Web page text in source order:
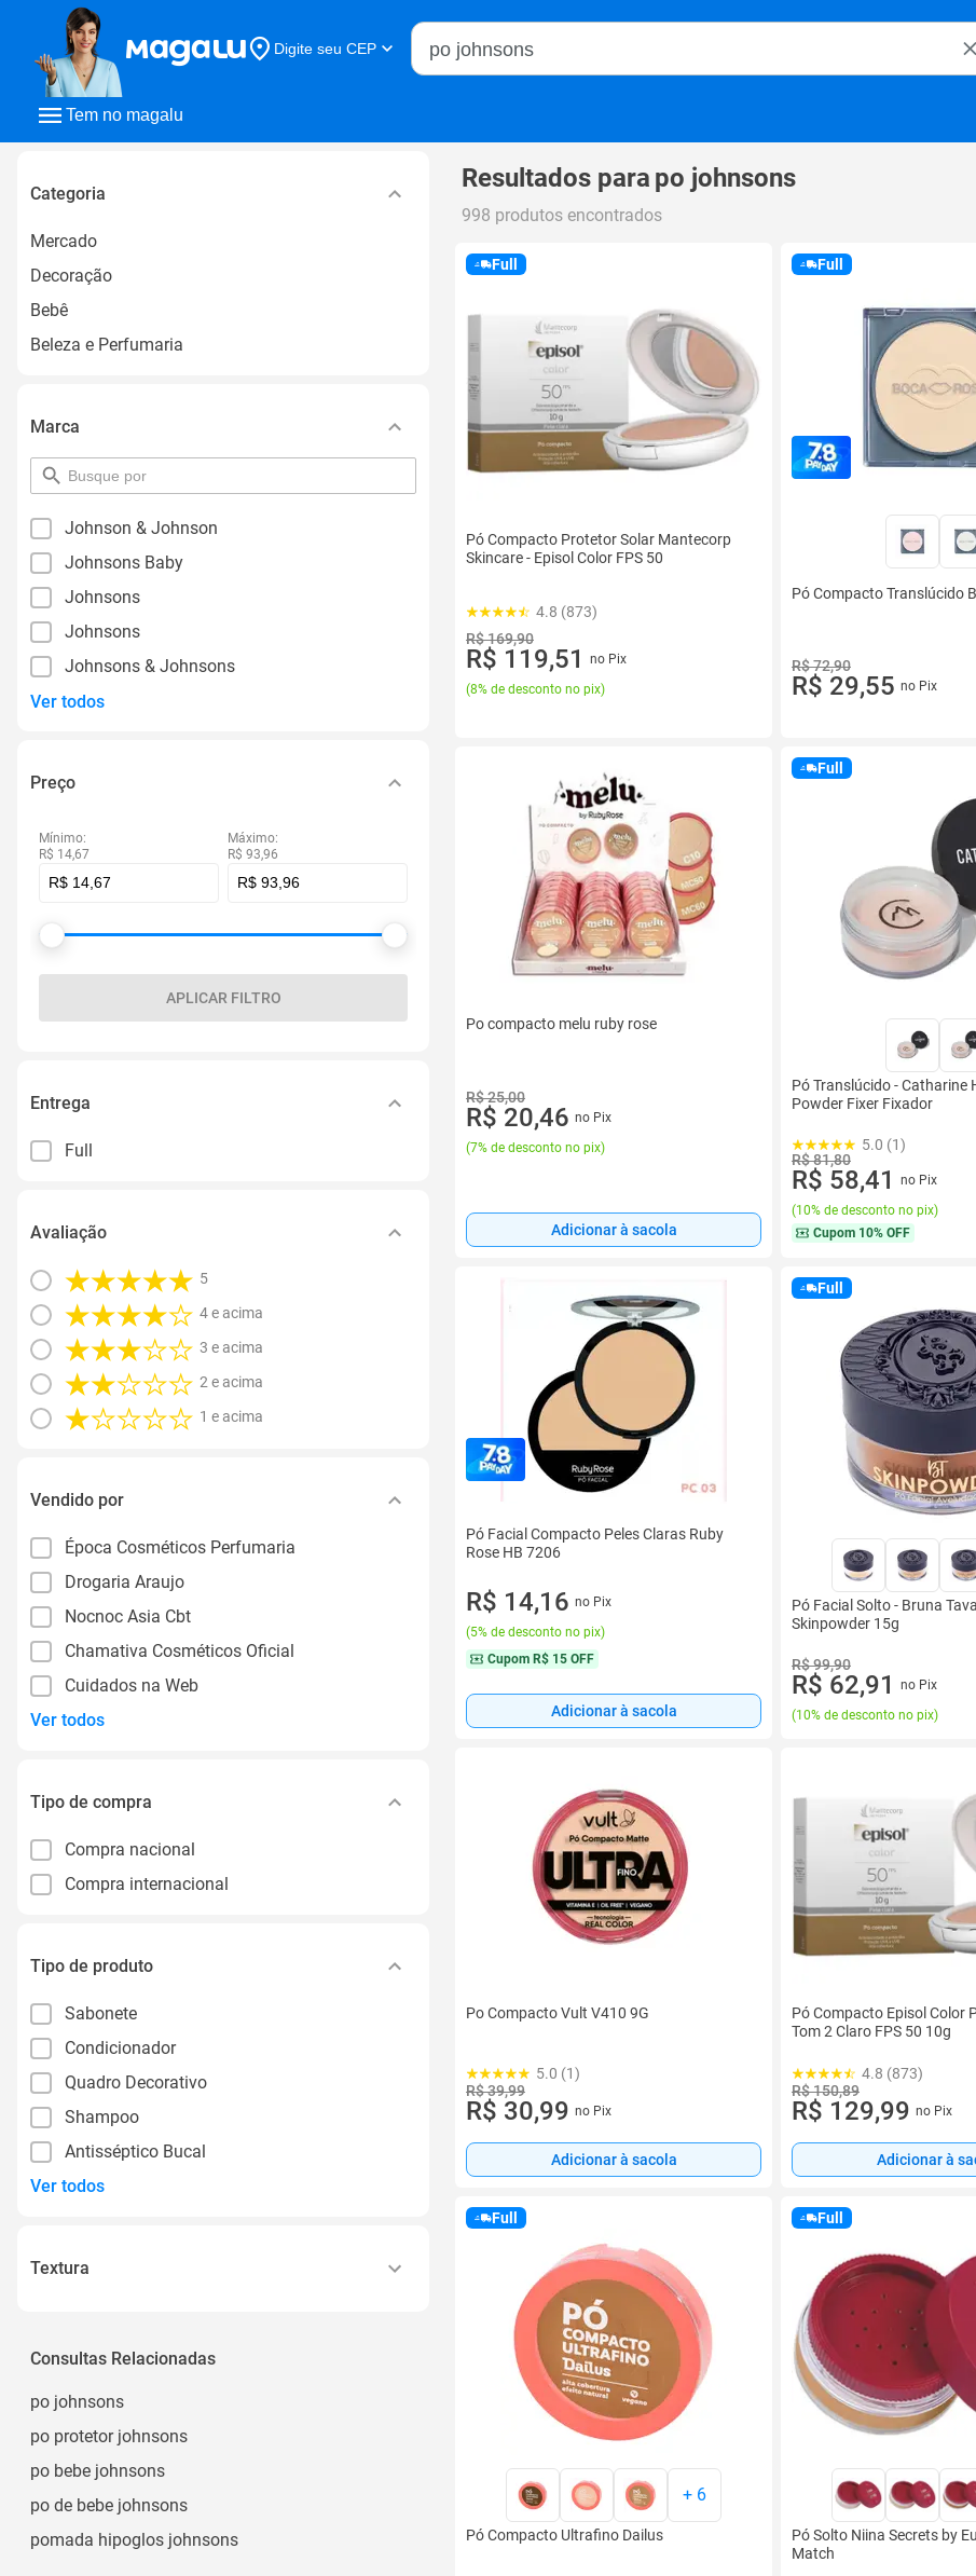
Tem no magalu
Digite seu CEP
Buscar no Magalu
Categoria
Mercado
Decoração
Bebê
Beleza e Perfumaria
Marca
pesquisar
por
Johnson & Johnson
Johnsons Baby
Johnsons
Johnsons
Johnsons & Johnsons
Ver todos
Preço
Mínimo:
R$ 14,67
Máximo:
R$ 93,96
APLICAR FILTRO
Entrega
Full
Avaliação
5
4 e acima
3 e acima
2 e acima
1 e acima
Vendido por
Época Cosméticos Perfumaria
Drogaria Araujo
Nocnoc Asia Cbt
Chamativa Cosméticos Oficial
Cuidados na Web
Ver todos
Tipo de compra
Compra nacional
Compra internacional
Tipo de produto
Sabonete
Condicionador
Quadro Decorativo
Shampoo
Antisséptico Bucal
Ver todos
Textura
Espuma Cremosa
Consultas Relacionadas
po johnsons
po protetor johnsons
po bebe johnsons
po de bebe johnsons
pomada hipoglos johnsons
Resultados para po johnsons
998 produtos encontrados
Full
Pó Compacto Protetor Solar Mantecorp
Skincare - Episol Color FPS 50
4.8 (873)
R$ 169,90
R$ 119,51
no Pix
(8% de desconto no pix)
Full
Pó Compacto Translúcido
R$ 72,90
R$ 29,55 no Pix
Po compacto melu ruby rose
R$ 25,00
R$ 20,46 no Pix
(7% de desconto no pix)
Adicionar à sacola
Full
Pó Translúcido - Catharine
Powder Fixer Fixador
5.0 (1)
R$ 81,80
R$ 58,41
no Pix
(10% de desconto no pix)
Cupom 10% OFF
Pó Facial Compacto Peles Claras Ruby
Rose HB 7206
R$ 14,16 no Pix
(5% de desconto no pix)
Cupom R$ 15 OFF
Adicionar à sacola
Full
Pó Facial Solto - Bruna
Skinpowder 15g
R$ 99,90
R$ 62,91
no Pix
(10% de desconto no pix)
Po Compacto Vult V410 9G
5.0 (1)
R$ 39,99
R$ 30,99 no Pix
Adicionar à sacola
Pó Compacto Episol Color
Tom 2 Claro FPS 50 10g
4.8 (873)
R$ 150,89
R$ 129,99 no Pix
Adicionar à
Full
+ 6
Pó Compacto Ultrafino Dailus
Full
Pó Solto Niina Secrets by
Match